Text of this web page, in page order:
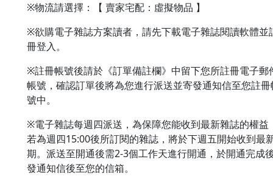
※物流請選擇：【 賣家宅配：虛擬物品 】
※欲購電子雜誌方案讀者，請先下載電子雜誌閱讀軟體並
冊登入。
※註冊帳號後請於《訂單備註欄》中留下您所註冊電子郵
帳號，確認訂單後將為您進行派送並寄發通知信至您註冊
號中。
※電子雜誌每週四派送，為保障您能收到最新雜誌的權益
若為週四15:00後所訂閱的雜誌，將於下週五開始收到最
期。派送至開通後需2-3個工作天進行開通，於開通完成
發通知信後至您的信箱。